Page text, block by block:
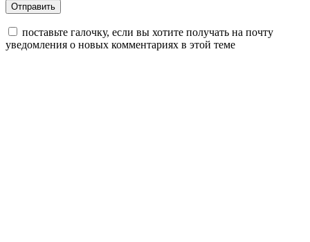
поставьте галочку, если вы хотите получать на почту
уведомления о новых комментариях в этой теме